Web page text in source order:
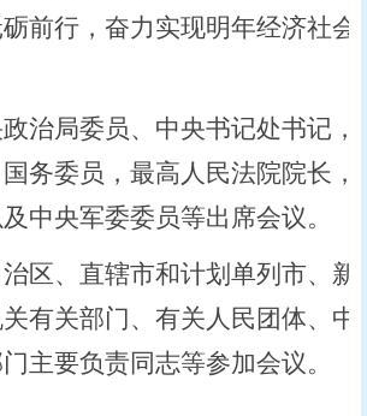
前行，奋力实现明年经济社
局委员、中央书记处书记，
务委员，最高人民法院院长
中央军委委员等出席会议。
、直辖市和计划单列市、新
有关部门、有关人民团体、
主要负责同志等参加会议。